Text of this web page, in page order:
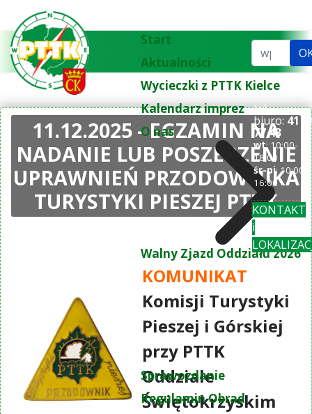
Start
Aktualności
Wycieczki z PTTK Kielce
Kalendarz imprez
O nas
Walny Zjazd Oddziału 2026
Sprawozdanie
Regulamin Obrad
Szukaj...
tel.
biuro: 41
77 43
wt: 10:00-
18:00
śr-pi: 10:00-
16:00
KONTAKT
i
11.12.2025 - EGZAMIN NA
NADANIE LUB POSZERZENIE
UPRAWNIEŃ PRZODOWNIKA
TURYSTYKI PIESZEJ PTTK
KOMUNIKAT
Komisji Turystyki
Pieszej i Górskiej
przy PTTK
Oddziale
Świętokrzyskim